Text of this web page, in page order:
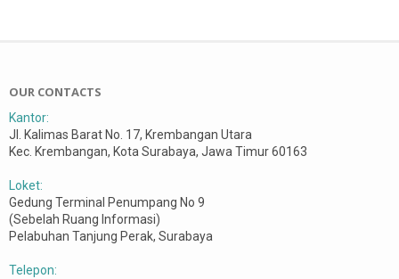
OUR CONTACTS
Kantor:
Jl. Kalimas Barat No. 17, Krembangan Utara
Kec. Krembangan, Kota Surabaya, Jawa Timur 60163
Loket:
Gedung Terminal Penumpang No 9
(Sebelah Ruang Informasi)
Pelabuhan Tanjung Perak, Surabaya
Telepon: